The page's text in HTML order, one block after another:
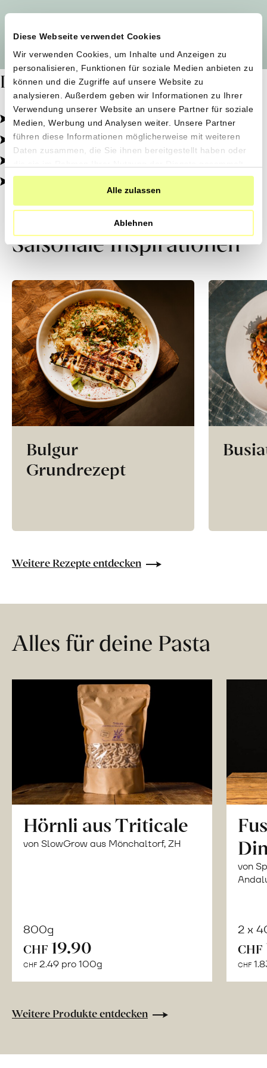
Diese Webseite verwendet Cookies
Wir verwenden Cookies, um Inhalte und Anzeigen zu
personalisieren, Funktionen für soziale Medien anbieten zu
können und die Zugriffe auf unsere Website zu
analysieren. Außerdem geben wir Informationen zu Ihrer
Verwendung unserer Website an unsere Partner für soziale
Medien, Werbung und Analysen weiter. Unsere Partner
führen diese Informationen möglicherweise mit weiteren
Daten zusammen, die Sie ihnen bereitgestellt haben oder
haben.
Alle zulassen
Ablehnen
Dafür stehen wir
Pestizidfrei angebaut, schonend verarbeitet.
Natürliche Zutaten, echter Geschmack.
Von kleinen Höfen, direkt zu dir.
100% transparent, 0% Zusatzstoffe.
Saisonale Inspirationen
Bulgur
Grundrezept
Weitere Rezepte entdecken
Alles für deine Pasta
Hörnli aus Triticale
von SlowGrow aus Mönchaltorf, ZH
800g
CHF 19.90
CHF 2.49 pro 100g
von
2 x
CHF
CHF
Weitere Produkte entdecken